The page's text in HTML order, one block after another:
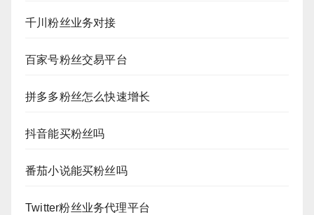
千川粉丝业务对接
百家号粉丝交易平台
拼多多粉丝怎么快速增长
抖音能买粉丝吗
番茄小说能买粉丝吗
Twitter粉丝业务代理平台